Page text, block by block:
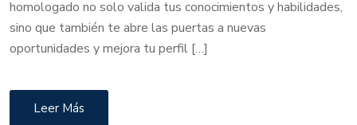
homologado no solo valida tus conocimientos y habilidades,
sino que también te abre las puertas a nuevas
oportunidades y mejora tu perfil […]
Leer Más